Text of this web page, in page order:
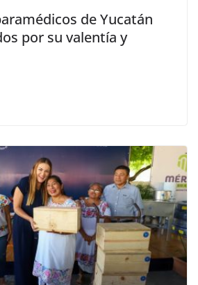
de Yucatán
por su valentía y